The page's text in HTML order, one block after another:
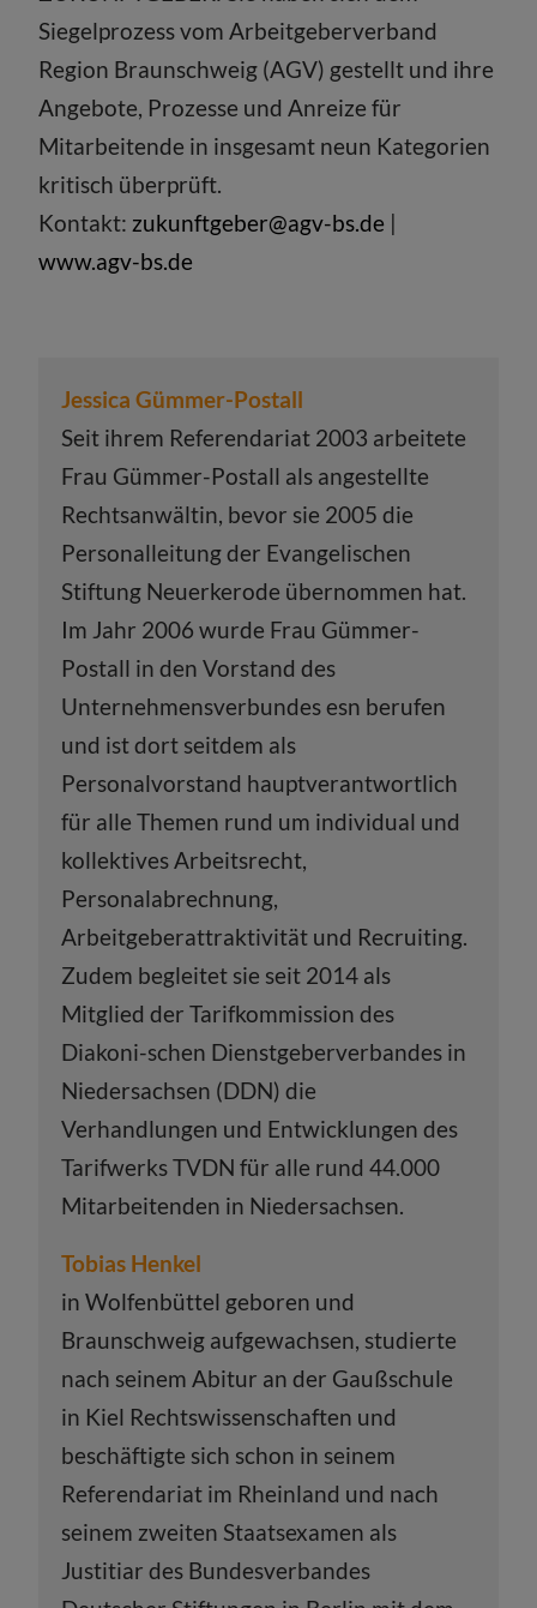
Siegelprozess vom Arbeitgeberverband
Region Braunschweig (AGV) gestellt und ihre
Angebote, Prozesse und Anreize für
Mitarbeitende in insgesamt neun Kategorien
kritisch überprüft.
Kontakt: zukunftgeber@agv-bs.de |
www.agv-bs.de
Jessica Gümmer-Postall
Seit ihrem Referendariat 2003 arbeitete
Frau Gümmer-Postall als angestellte
Rechtsanwältin, bevor sie 2005 die
Personalleitung der Evangelischen
Stiftung Neuerkerode übernommen hat.
Im Jahr 2006 wurde Frau Gümmer-
Postall in den Vorstand des
Unternehmensverbundes esn berufen
und ist dort seitdem als
Personalvorstand hauptverantwortlich
für alle Themen rund um individual und
kollektives Arbeitsrecht,
Personalabrechnung,
Arbeitgeberattraktivität und Recruiting.
Zudem begleitet sie seit 2014 als
Mitglied der Tarifkommission des
Diakoni-schen Dienstgeberverbandes in
Niedersachsen (DDN) die
Verhandlungen und Entwicklungen des
Tarifwerks TVDN für alle rund 44.000
Mitarbeitenden in Niedersachsen.
Tobias Henkel
in Wolfenbüttel geboren und
Braunschweig aufgewachsen, studierte
nach seinem Abitur an der Gaußschule
in Kiel Rechtswissenschaften und
beschäftigte sich schon in seinem
Referendariat im Rheinland und nach
seinem zweiten Staatsexamen als
Justitiar des Bundesverbandes